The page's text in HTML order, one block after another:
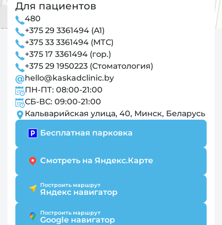
Для пациентов
480
+375 29 3361494 (А1)
+375 33 3361494 (МТС)
+375 17 3361494 (гор.)
+375 29 1950223 (Стоматология)
hello@kaskadclinic.by
ПН-ПТ: 08:00-21:00
СБ-ВС: 09:00-21:00
Кальварийская улица, 40, Минск, Беларусь
Бесплатная парковка
Смотреть на Яндекс.Карте
Построить маршрут
Яндекс навигатор
Построить маршрут
Google навигатор